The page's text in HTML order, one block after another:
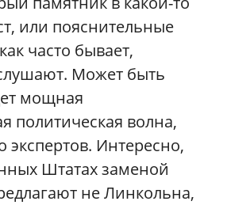
или пояснительные
часто бывает,
Может быть
мощная
политическая волна,
экспертов. Интересно,
Штатах заменой
не Линкольна,